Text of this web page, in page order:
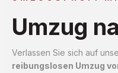
Umzug
Verlassen Sie sich auf
reibungslosen Umzug